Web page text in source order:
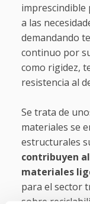
imprescindible
a las
demandando
continuo por
como rigidez,
resistencia al
Se trata de
materiales se
estructurales
contribuyen
materiales
para el sector